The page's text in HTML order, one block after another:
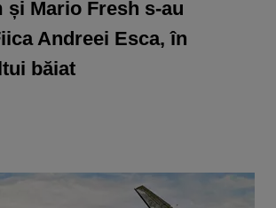
și Mario Fresh s-au
Andreei Esca, în
băiat